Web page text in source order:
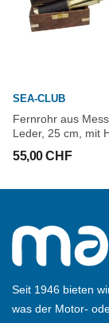
SEA-CLUB
Fernrohr aus
Leder, 25 cm, mit
55,00 CHF
Seit 1946 bieten
was der Motor-